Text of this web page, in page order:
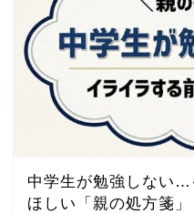
中学生が勉強しない…
ほしい「親の処方箋」